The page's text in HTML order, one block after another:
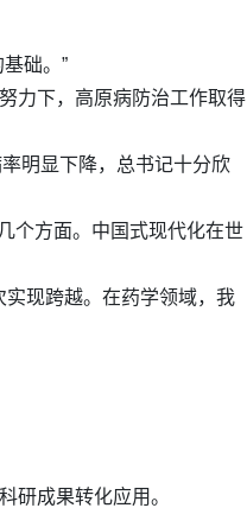
础。”
力下，高原病防治工作取得
明显下降，总书记十分欣
个方面。中国式现代化在世
现跨越。在药学领域，我
研成果转化应用。